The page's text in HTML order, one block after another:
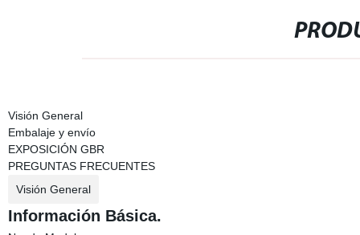
Visión General
Embalaje y envío
EXPOSICIÓN GBR
PREGUNTAS FRECUENTES
Visión General
Información Básica.